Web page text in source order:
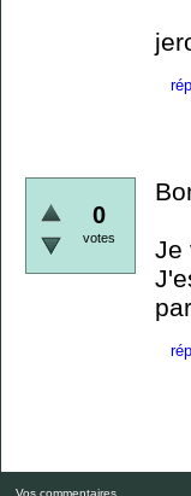
0
votes
Je